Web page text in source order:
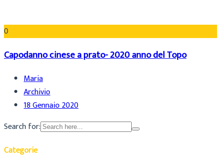
0
Capodanno cinese a prato- 2020 anno del Topo
Maria
Archivio
18 Gennaio 2020
Search for:
Categorie